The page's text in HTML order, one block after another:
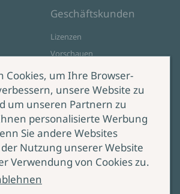
Geschäftskunden
Lizenzen
Vorschauen
Cookies, um Ihre Browser-
unsere Website zu
um unseren Partnern zu
personalisierte Werbung
Sie andere Websites
Nutzung unserer Website
Verwendung von Cookies zu.